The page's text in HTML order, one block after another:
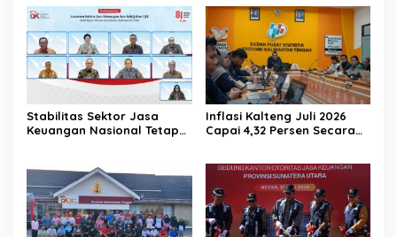
Stabilitas Sektor Jasa
Keuangan Nasional Tetap
Inflasi Kalteng Juli 2026
Capai 4,32 Persen Secara